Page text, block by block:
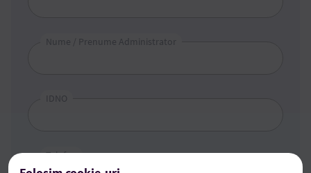
Nume / Prenume Administrator
IDNO
Telefon